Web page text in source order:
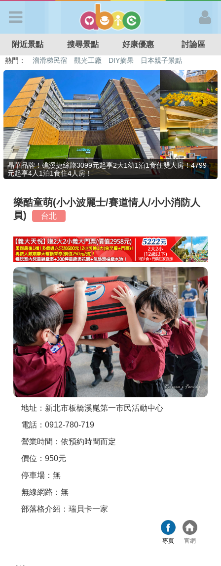
APP登入
首 頁
搜尋景點
好康優惠
最新消息
最新留言
商家合作
推薦景點
討論區
聯絡我們
APP下載
附近景點 搜尋景點 好康優惠 討論區
熱門： 溜滑梯民宿 觀光工廠 DIY摘果
日本親子景點
特色遊戲場
親子住房優惠 台北親子餐廳 溫泉泡湯SPA
晶華品牌！礁溪捷絲旅3099元起享2大1幼1泊1食住雙人房！4799
元起享4人1泊1食住4人房！
樂酷童萌(小小波麗士/賽道情人/小小消防人
員)
台北
地址：新北市板橋溪崑第一市民活動中心
電話：0912-780-719
營業時間：依預約時間而定
價位：950元
停車場：無
無線網路：無
部落格介紹： 瑞貝卡一家
專頁 官網